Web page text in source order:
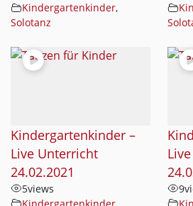
Kindergartenkinder,
Solotanz
Kindergartenkinder –
Live Unterricht
24.02.2021
5views
9